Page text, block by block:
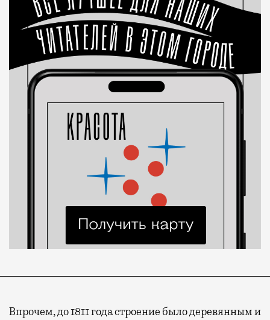
Впрочем, до 1811 года строение было деревянным и